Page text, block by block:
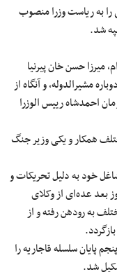
به ریاست وزرا منصوب
شد.
میرزا حسن خان پیرنیا
مشیرالدوله، و آنگاه از
به فرمان احمدشاه رییس الوزرا
همکار و یکی وزیر جنگ
از کلیه مشاغل خود به دلیل تحریکات و
بعد عده‌ای از وکلای
به رودهن رفته و از
آبان ۱۳۰۴، که مجلس پنجم پایان سلسله قاجاریه را
شد.